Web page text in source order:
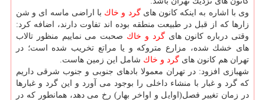
وی با اشاره به اینكه كانون هایگرد و خاك با اراضی ماسه ای و شن
زارها كه از قبل در طبیعت منطقه بوده اند تفاوت دارند، اضافه كرد:
وقتی درباره كانون هایگرد و خاك صحبت می نماییم منظور تالاب
های خشك شده، مزارع متروكه و یا مراتع تخریب شده است؛ در
تهران هم كانون های گرد و خاك شامل این زمین هاست.
شهبازی افزود: در تهران معمولا بادهای جنوبی و جنوب شرقی داریم
كه گرد و غبار با منشاء داخلی را بوجود می آورد و این گرد و غبارها
در زمان تغییر فصل(اوایل و اواخر بهار) رخ می دهد، همانطور كه در